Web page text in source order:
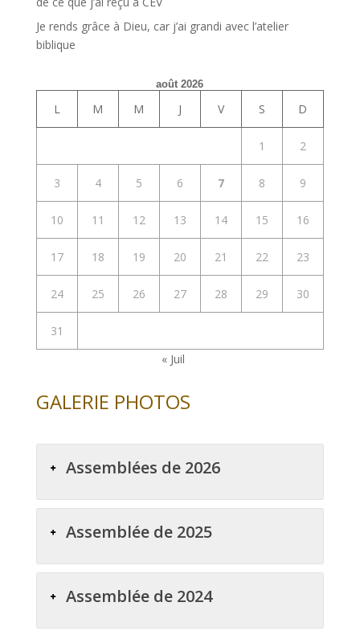
Je rends grâce à Dieu, car j’ai grandi avec l’atelier
biblique
août 2026
L M M J V S D
1 2
3 4 5 6 7 8 9
10 11 12 13 14 15 16
17 18 19 20 21 22 23
24 25 26 27 28 29 30
31
« Juil
GALERIE PHOTOS
Assemblées de 2026
Assemblée de 2025
Assemblée de 2024